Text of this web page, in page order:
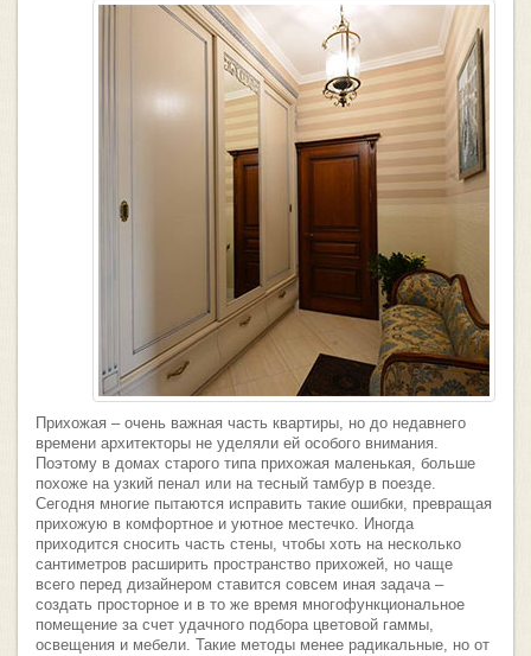
Прихожая – очень важная часть квартиры, но до недавнего
времени архитекторы не уделяли ей особого внимания.
Поэтому в домах старого типа прихожая маленькая, больше
похоже на узкий пенал или на тесный тамбур в поезде.
Сегодня многие пытаются исправить такие ошибки, превращая
прихожую в комфортное и уютное местечко. Иногда
приходится сносить часть стены, чтобы хоть на несколько
сантиметров расширить пространство прихожей, но чаще
всего перед дизайнером ставится совсем иная задача –
создать просторное и в то же время многофункциональное
помещение за счет удачного подбора цветовой гаммы,
освещения и мебели. Такие методы менее радикальные, но от